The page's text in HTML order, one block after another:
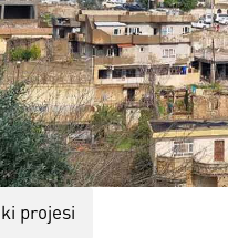
projesi